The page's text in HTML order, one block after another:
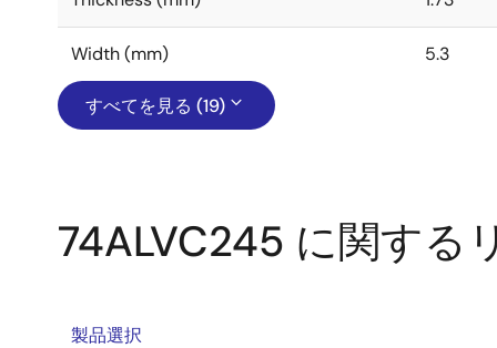
Width (mm) 5.3
すべてを見る (19)
74ALVC245 に関する
製品選択